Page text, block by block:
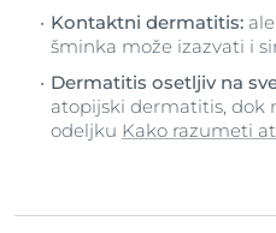
Kontaktni dermatitis:
šminka može izazvati i
Dermatitis osetljiv na
atopijski dermatitis, dok
odeljku Kako razumeti